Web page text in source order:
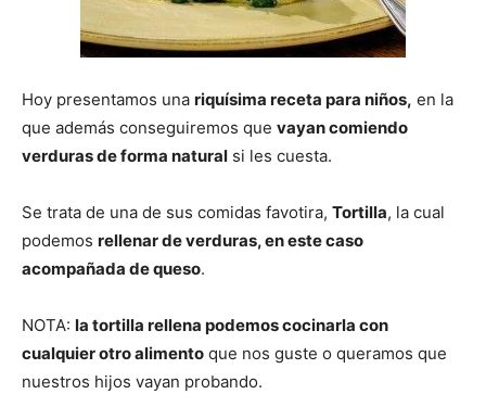
|
Cocina
Hoy presentamos una riquísima receta para niños, en la
que además conseguiremos que vayan comiendo
verduras de forma natural si les cuesta.
Se trata de una de sus comidas favotira, Tortilla, la cual
podemos rellenar de verduras, en este caso
acompañada de queso.
NOTA: la tortilla rellena podemos cocinarla con
cualquier otro alimento que nos guste o queramos que
nuestros hijos vayan probando.